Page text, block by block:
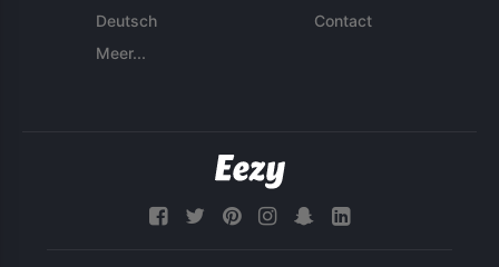
Deutsch
Meer...
Contact